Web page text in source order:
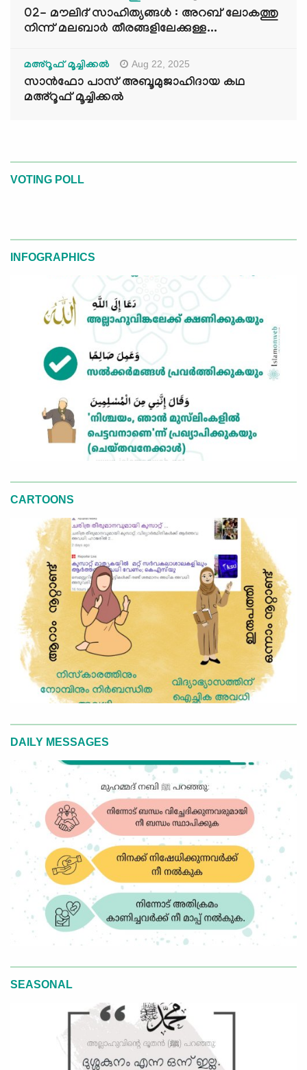
02- മൗലിദ് സാഹിത്യങ്ങൾ : അറബ് ലോകത്തു
നിന്ന് മലബാർ തീരങ്ങളിലേക്കുള്ള...
മഅ്റൂഫ് മൂച്ചിക്കല്‍ Aug 22, 2025
സാൻഫോ പാസ് അബൂമുജാഹിദായ കഥ
മഅ്റൂഫ് മൂച്ചിക്കല്‍
VOTING POLL
INFOGRAPHICS
CARTOONS
DAILY MESSAGES
SEASONAL